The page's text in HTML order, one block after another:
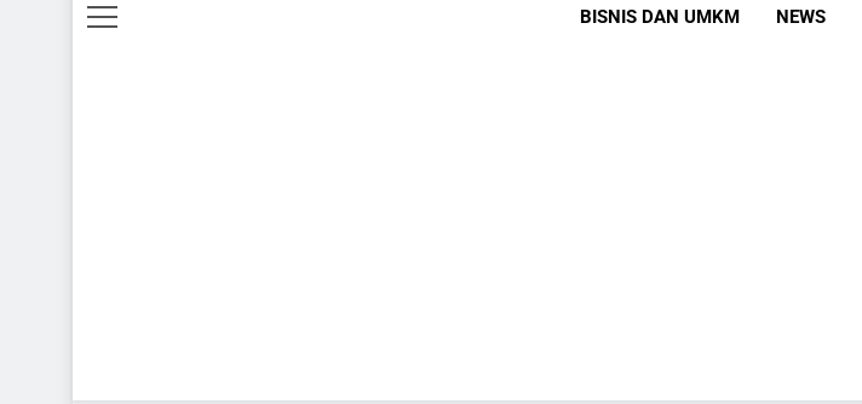
BISNIS DAN UMKM NEWS